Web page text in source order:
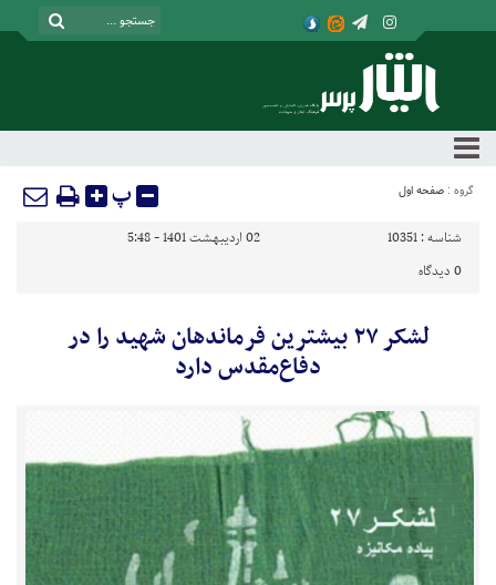
گروه : صفحه اول پ
شناسه : 10351
02 اردیبهشت 1401 - 5:48
0 دیدگاه
لشکر ۲۷ بیشترین فرماندهان شهید را در
دفاع‌مقدس دارد